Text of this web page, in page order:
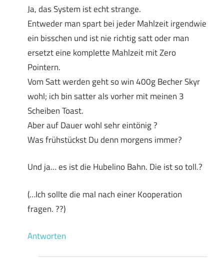
Ja, das System ist echt strange.
Entweder man spart bei jeder Mahlzeit irgendwie
ein bisschen und ist nie richtig satt oder man
ersetzt eine komplette Mahlzeit mit Zero
Pointern.
Vom Satt werden geht so win 400g Becher Skyr
wohl; ich bin satter als vorher mit meinen 3
Scheiben Toast.
Aber auf Dauer wohl sehr eintönig ?
Was frühstückst Du denn morgens immer?
Und ja… es ist die Hubelino Bahn. Die ist so toll.?
(…Ich sollte die mal nach einer Kooperation
fragen. ??)
Antworten